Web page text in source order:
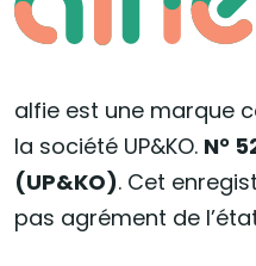
alfie est une marque
la société UP&KO. N°
(UP&KO). Cet
pas agrément de